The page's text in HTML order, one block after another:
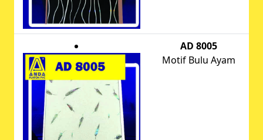
AD 8005
Motif Bulu Ayam